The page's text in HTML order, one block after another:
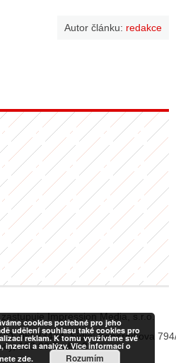
Autor článku: redakce
Impression Media, s.r.o.
06533434, Sídlo: Koperníkova
120 00 Praha 2
cookies potřebné pro jeho
udělení souhlasu také cookies pro
reklam. K tomu využíváme své
inzerci a analýzy. Více informací o
zde. Rozumím